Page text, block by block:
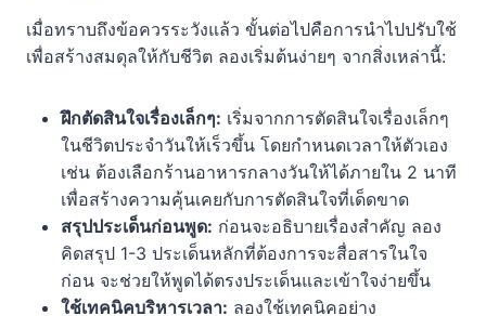
เมื่อทราบถึงข้อควรระวังแล้ว ขั้นต่อไปคือการนำไปปรับใช้
เพื่อสร้างสมดุลให้กับชีวิต ลองเริ่มต้นง่ายๆ จากสิ่งเหล่านี้:
ฝึกตัดสินใจเรื่องเล็กๆ: เริ่มจากการตัดสินใจเรื่องเล็กๆ
ในชีวิตประจำวันให้เร็วขึ้น โดยกำหนดเวลาให้ตัวเอง
เช่น ต้องเลือกร้านอาหารกลางวันให้ได้ภายใน 2 นาที
เพื่อสร้างความคุ้นเคยกับการตัดสินใจที่เด็ดขาด
สรุปประเด็นก่อนพูด: ก่อนจะอธิบายเรื่องสำคัญ ลอง
คิดสรุป 1-3 ประเด็นหลักที่ต้องการจะสื่อสารในใจ
ก่อน จะช่วยให้พูดได้ตรงประเด็นและเข้าใจง่ายขึ้น
ใช้เทคนิคบริหารเวลา: ลองใช้เทคนิคอย่าง